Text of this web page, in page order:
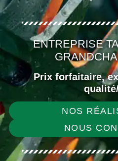
ENTREPRISE
Prix forfaitaire,
NOS
NOUS